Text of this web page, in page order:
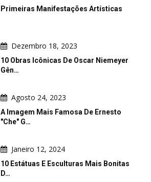
Primeiras Manifestações Artísticas
Dezembro 18, 2023
10 Obras Icônicas De Oscar Niemeyer
Gên…
Agosto 24, 2023
A Imagem Mais Famosa De Ernesto
"Che" G…
Janeiro 12, 2024
10 Estátuas E Esculturas Mais Bonitas
D…